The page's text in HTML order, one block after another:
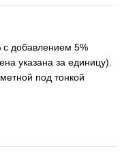
с добавлением 5%
указана за единицу).
под тонкой